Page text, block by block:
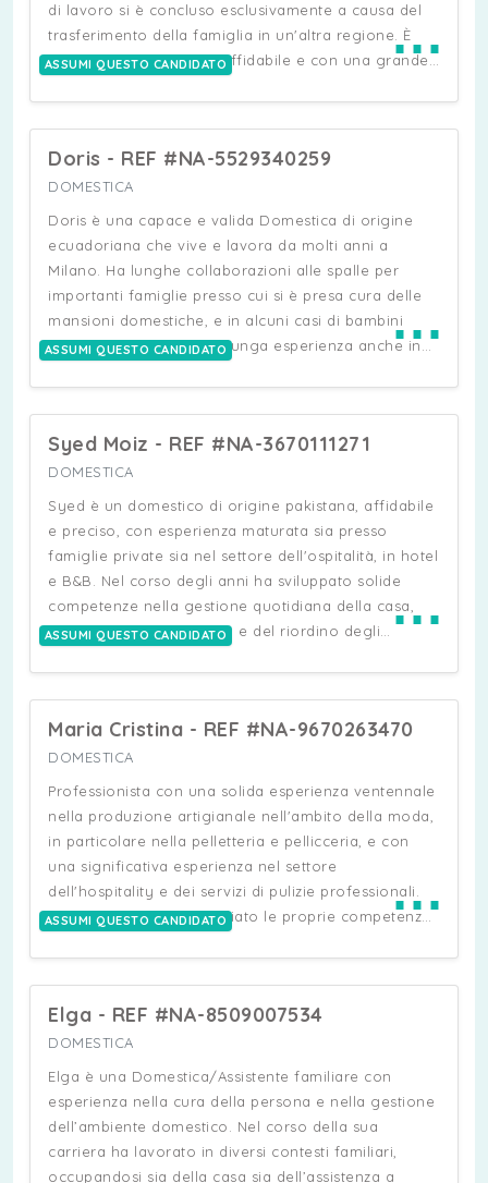
oltre ad aver maturato esperienza nell'assistenza a
persone anziane. Andrea si distingue per la sua
serietà, affidabilità e grande predisposizione al
lavoro. È una persona dinamica, sa nuotare ed è
disponibile a seguire la famiglia durante eventuali
trasferte.
di lavoro si è concluso esclusivamente a causa del
trasferimento della famiglia in un'altra regione. È
una persona dinamica, affidabile e con una grande
con competenza di pulizie, stiro, cura del
guardaroba e preparazione dei pasti, attività per la
quale nutre una particolare passione. È in possesso
ASSUMI QUESTO CANDIDATO ⋯
Doris - REF #NA-5529340259
DOMESTICA
Doris è una capace e valida Domestica di origine
ecuadoriana che vive e lavora da molti anni a
Milano. Ha lunghe collaborazioni alle spalle per
importanti famiglie presso cui si è presa cura delle
mansioni domestiche, e in alcuni casi di bambini
anche molto piccoli. Ha lunga esperienza anche in
stiro, anche di indumenti delicati, sa anche
apparecchiare e servire in tavola. Ha una carattere
solare e diretto, parla un buon Italiano, ha due figli
ASSUMI QUESTO CANDIDATO ⋯
Syed Moiz - REF #NA-3670111271
DOMESTICA
Syed è un domestico di origine pakistana, affidabile
e preciso, con esperienza maturata sia presso
famiglie private sia nel settore dell'ospitalità, in hotel
e B&B. Nel corso degli anni ha sviluppato solide
competenze nella gestione quotidiana della casa,
occupandosi della pulizia e del riordino degli
spesa e del servizio a tavola. Grazie all'esperienza
nel settore alberghiero, è abituato a lavorare
mantenendo elevati standard di ordine, igiene e
per motivi di studio e ha già avviato la procedura
per la conversione in permesso di soggiorno per
motivi di lavoro.
ASSUMI QUESTO CANDIDATO ⋯
Maria Cristina - REF #NA-9670263470
DOMESTICA
Professionista con una solida esperienza ventennale
nella produzione artigianale nell'ambito della moda,
in particolare nella pelletteria e pellicceria, e con
una significativa esperienza nel settore
dell'hospitality e dei servizi di pulizie professionali.
Negli ultimi anni ha ampliato le proprie competenze
clienti. Si distingue per un'ottima manualità,
precisione, affidabilità e puntualità, unite a buone
capacità organizzative, gestionali e relazionali. È in
grado di lavorare in autonomia e in team, con
ASSUMI QUESTO CANDIDATO ⋯
Elga - REF #NA-8509007534
DOMESTICA
Elga è una Domestica/Assistente familiare con
esperienza nella cura della persona e nella gestione
dell’ambiente domestico. Nel corso della sua
carriera ha lavorato in diversi contesti familiari,
occupandosi sia della casa sia dell’assistenza a